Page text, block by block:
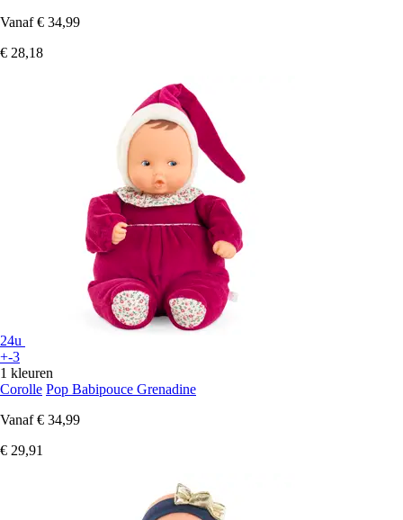
Vanaf € 34,99
€ 28,18
24u
+-3
1 kleuren
Corolle Pop Babipouce Grenadine
Vanaf € 34,99
€ 29,91